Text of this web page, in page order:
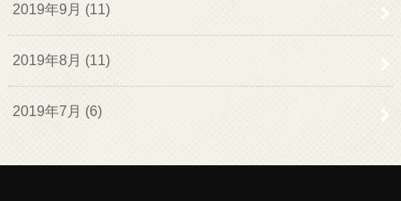
2019年9月 (11)
2019年8月 (11)
2019年7月 (6)